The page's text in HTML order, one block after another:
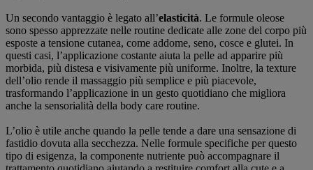
Un secondo vantaggio è legato all’elasticità. Le formule oleose
sono spesso apprezzate nelle routine dedicate alle zone del corpo più
esposte a tensione cutanea, come addome, seno, cosce e glutei. In
questi casi, l’applicazione costante aiuta la pelle ad apparire più
morbida, più distesa e visivamente più uniforme. Inoltre, la texture
dell’olio rende il massaggio più semplice e più piacevole,
trasformando l’applicazione in un gesto quotidiano che migliora
anche la sensorialità della body care routine.
L’olio è utile anche quando la pelle tende a dare una sensazione di
fastidio dovuta alla secchezza. Nelle formule specifiche per questo
tipo di esigenza, la componente nutriente può accompagnare il